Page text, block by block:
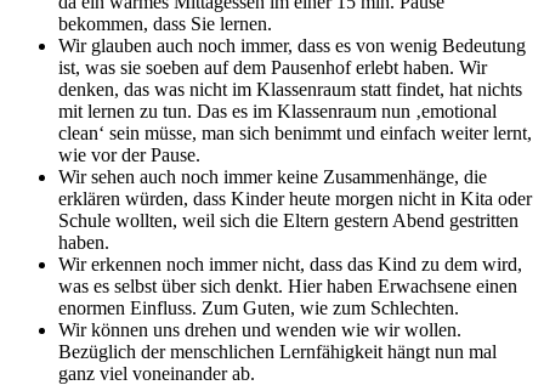
bekommen, dass Sie lernen.
Wir glauben auch noch immer, dass es von wenig Bedeutung
ist, was sie soeben auf dem Pausenhof erlebt haben. Wir
denken, das was nicht im Klassenraum statt findet, hat nichts
mit lernen zu tun. Das es im Klassenraum nun ‚emotional
clean‘ sein müsse, man sich benimmt und einfach weiter lernt,
wie vor der Pause.
Wir sehen auch noch immer keine Zusammenhänge, die
erklären würden, dass Kinder heute morgen nicht in Kita oder
Schule wollten, weil sich die Eltern gestern Abend gestritten
haben.
Wir erkennen noch immer nicht, dass das Kind zu dem wird,
was es selbst über sich denkt. Hier haben Erwachsene einen
enormen Einfluss. Zum Guten, wie zum Schlechten.
Wir können uns drehen und wenden wie wir wollen.
Bezüglich der menschlichen Lernfähigkeit hängt nun mal
ganz viel voneinander ab.